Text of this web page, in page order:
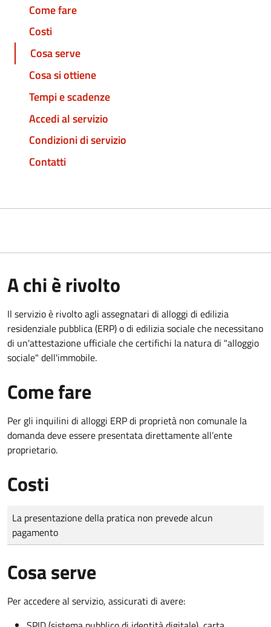
Come fare
Costi
Cosa serve
Cosa si ottiene
Tempi e scadenze
Accedi al servizio
Condizioni di servizio
Contatti
A chi è rivolto
Il servizio è rivolto agli assegnatari di alloggi di edilizia
residenziale pubblica (ERP) o di edilizia sociale che necessitano
di un'attestazione ufficiale che certifichi la natura di "alloggio
sociale" dell'immobile.
Come fare
Per gli inquilini di alloggi ERP di proprietà non comunale la
domanda deve essere presentata direttamente all’ente
proprietario.
Costi
Tipo di pagamento
Importo
La presentazione della pratica non prevede alcun
pagamento
Cosa serve
Per accedere al servizio, assicurati di avere: